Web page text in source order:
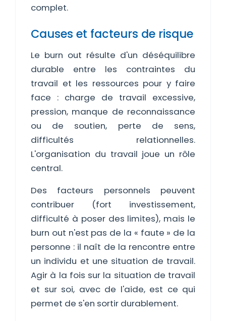
complet.
Causes et facteurs de risque
Le burn out résulte d'un déséquilibre
durable entre les contraintes du
travail et les ressources pour y faire
face : charge de travail excessive,
pression, manque de reconnaissance
ou de soutien, perte de sens,
difficultés relationnelles.
L'organisation du travail joue un rôle
central.
Des facteurs personnels peuvent
contribuer (fort investissement,
difficulté à poser des limites), mais le
burn out n'est pas de la « faute » de la
personne : il naît de la rencontre entre
un individu et une situation de travail.
Agir à la fois sur la situation de travail
et sur soi, avec de l'aide, est ce qui
permet de s'en sortir durablement.